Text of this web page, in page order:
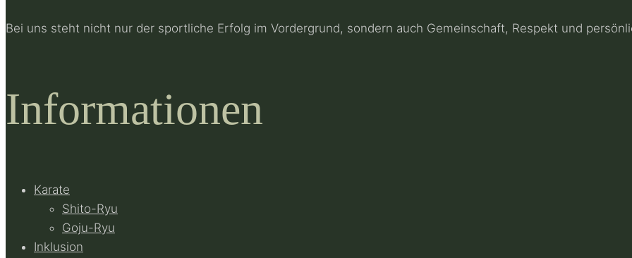
Bei uns steht nicht nur der sportliche Erfolg im Vordergrund, sondern auch Gemeinschaft, Respekt und
Informationen
Karate
Shito-Ryu
Goju-Ryu
Inklusion